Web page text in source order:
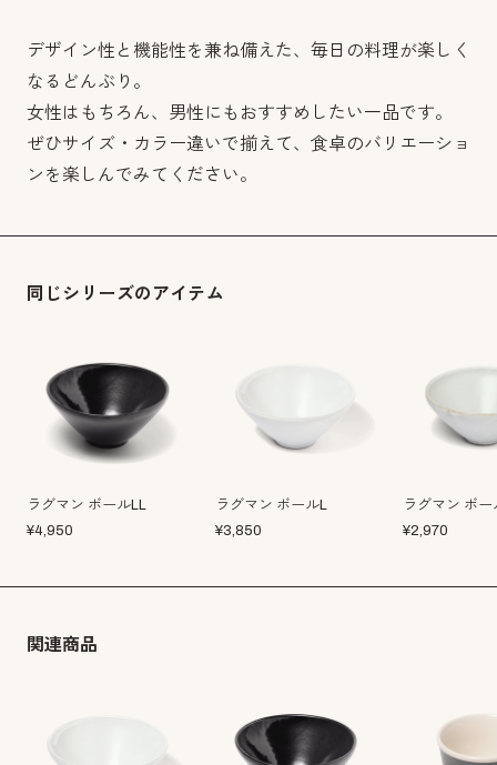
デザイン性と機能性を兼ね備えた、毎日の料理が楽しく
なるどんぶり。
女性はもちろん、男性にもおすすめしたい一品です。
ぜひサイズ・カラー違いで揃えて、食卓のバリエーショ
ンを楽しんでみてください。
同じシリーズのアイテム
ラグマン ボールLL
¥4,950
ラグマン ボールL
¥3,850
ラグマン ボー
¥2,970
関連商品